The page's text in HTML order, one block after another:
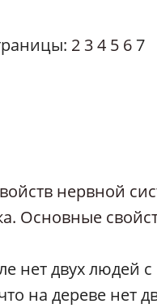
2 34 5 6 7
нервной
Основные
нет двух людей
на дереве нет